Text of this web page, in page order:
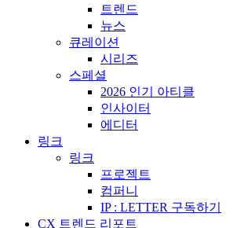
트렌드
뉴스
큐레이션
시리즈
스페셜
2026 인기 아티클
인사이터
에디터
링크
링크
프로젝트
컴퍼니
IP : LETTER 구독하기
CX 트렌드 리포트